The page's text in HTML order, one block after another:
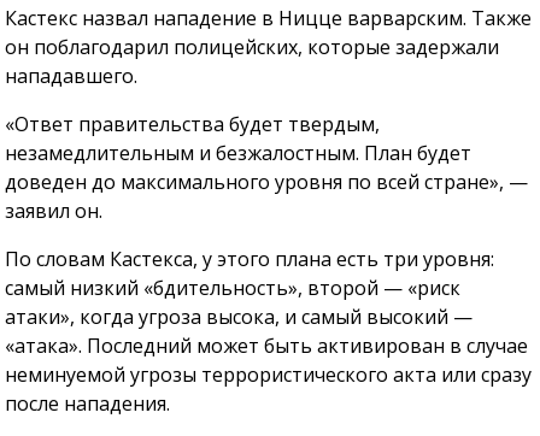
Кастекс назвал нападение в Ницце варварским. Также
он поблагодарил полицейских, которые задержали
нападавшего.
«Ответ правительства будет твердым,
незамедлительным и безжалостным. План будет
доведен до максимального уровня по всей стране», —
заявил он.
По словам Кастекса, у этого плана есть три уровня:
самый низкий «бдительность», второй — «риск
атаки», когда угроза высока, и самый высокий —
«атака». Последний может быть активирован в случае
неминуемой угрозы террористического акта или сразу
после нападения.